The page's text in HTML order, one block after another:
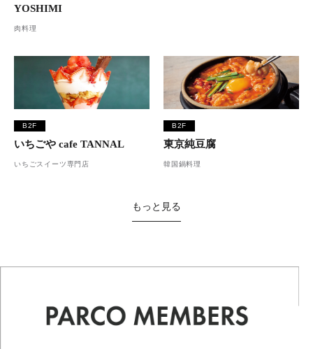
YOSHIMI
肉料理
B2F
いちごや cafe TANNAL
いちごスイーツ専門店
B2F
東京純豆腐
韓国鍋料理
もっと見る